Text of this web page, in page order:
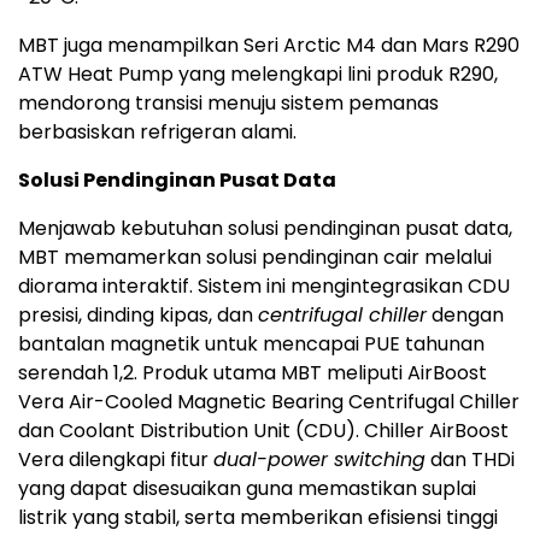
MBT juga menampilkan Seri Arctic M4 dan Mars R290
ATW Heat Pump yang melengkapi lini produk R290,
mendorong transisi menuju sistem pemanas
berbasiskan refrigeran alami.
Solusi Pendinginan Pusat Data
Menjawab kebutuhan solusi pendinginan pusat data,
MBT memamerkan solusi pendinginan cair melalui
diorama interaktif. Sistem ini mengintegrasikan CDU
presisi, dinding kipas, dancentrifugal chillerdengan
bantalan magnetik untuk mencapai PUE tahunan
serendah 1,2. Produk utama MBT meliputi AirBoost
Vera Air-Cooled Magnetic Bearing Centrifugal Chiller
dan Coolant Distribution Unit (CDU). Chiller AirBoost
Vera dilengkapi fiturdual-power switchingdan THDi
yang dapat disesuaikan guna memastikan suplai
listrik yang stabil, serta memberikan efisiensi tinggi